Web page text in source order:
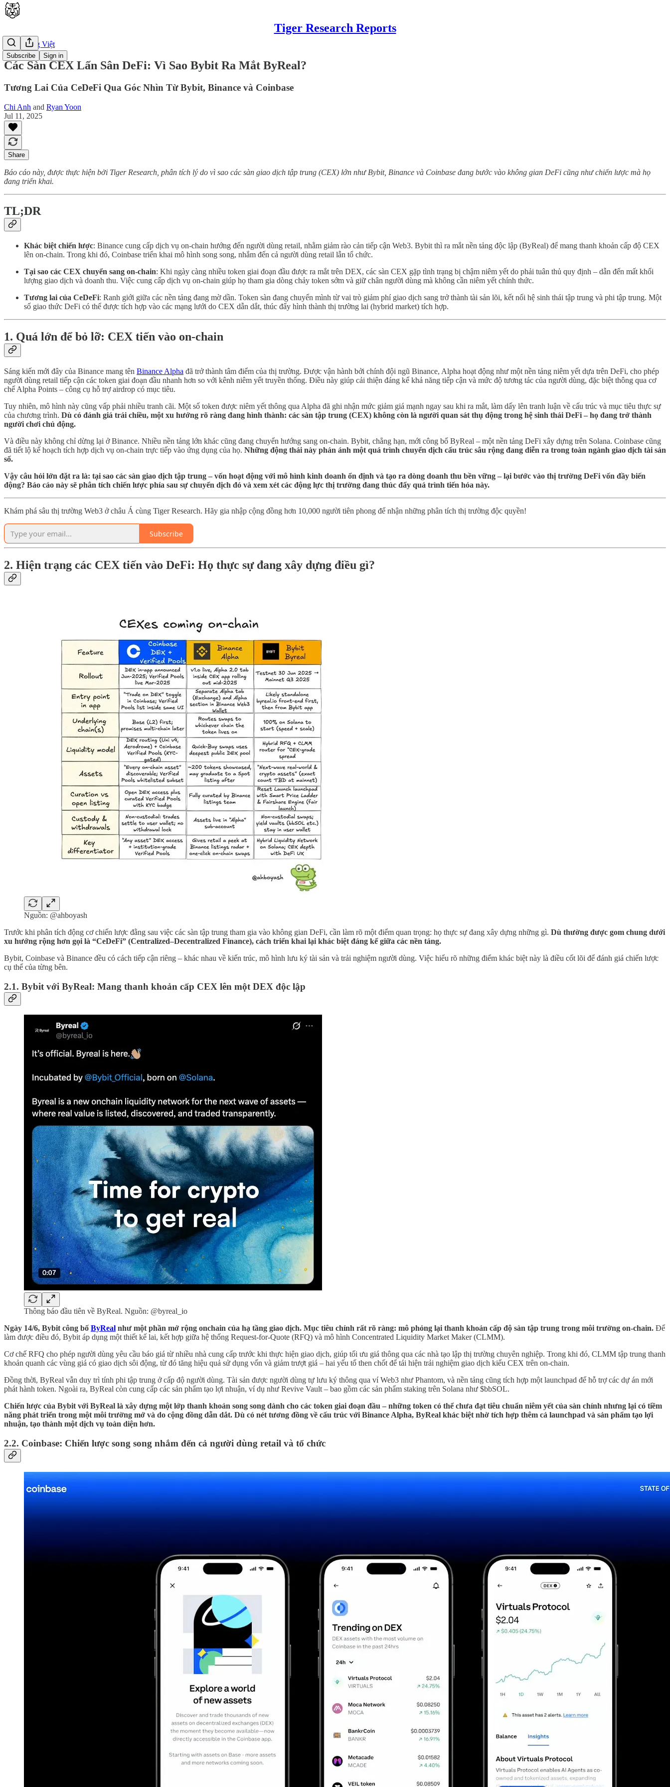
Tiger Research Reports
Subscribe Sign in
🇻🇳 Tiếng Việt
Các Sàn CEX Lấn Sân DeFi: Vì Sao Bybit Ra Mắt ByReal?
Tương Lai Của CeDeFi Qua Góc Nhìn Từ Bybit, Binance và Coinbase
Chi Anh and Ryan Yoon
Jul 11, 2025
Share
Báo cáo này, được thực hiện bởi Tiger Research, phân tích lý do vì sao các sàn giao dịch tập trung (CEX) lớn như Bybit, Binance và Coinbase đang bước vào không gian DeFi cũng như chiến lược mà họ
đang triển khai.
TL;DR
Khác biệt chiến lược: Binance cung cấp dịch vụ on-chain hướng đến người dùng retail, nhằm giảm rào cản tiếp cận Web3. Bybit thì ra mắt nền tảng độc lập (ByReal) để mang thanh khoản cấp độ CEX
lên on-chain. Trong khi đó, Coinbase triển khai mô hình song song, nhắm đến cả người dùng retail lẫn tổ chức.
Tại sao các CEX chuyển sang on-chain: Khi ngày càng nhiều token giai đoạn đầu được ra mắt trên DEX, các sàn CEX gặp tình trạng bị chậm niêm yết do phải tuân thủ quy định – dẫn đến mất khối
lượng giao dịch và doanh thu. Việc cung cấp dịch vụ on-chain giúp họ tham gia dòng chảy token sớm và giữ chân người dùng mà không cần niêm yết chính thức.
Tương lai của CeDeFi: Ranh giới giữa các nền tảng đang mờ dần. Token sàn đang chuyển mình từ vai trò giảm phí giao dịch sang trở thành tài sản lõi, kết nối hệ sinh thái tập trung và phi tập trung. Một
số giao thức DeFi có thể được tích hợp vào các mạng lưới do CEX dẫn dắt, thúc đẩy hình thành thị trường lai (hybrid market) tích hợp.
1. Quá lớn để bỏ lỡ: CEX tiến vào on-chain
Sáng kiến mới đây của Binance mang tên Binance Alpha đã trở thành tâm điểm của thị trường. Được vận hành bởi chính đội ngũ Binance, Alpha hoạt động như một nền tảng niêm yết dựa trên DeFi, cho phép
người dùng retail tiếp cận các token giai đoạn đầu nhanh hơn so với kênh niêm yết truyền thống. Điều này giúp cải thiện đáng kể khả năng tiếp cận và mức độ tương tác của người dùng, đặc biệt thông qua cơ
chế Alpha Points – công cụ hỗ trợ airdrop có mục tiêu.
Tuy nhiên, mô hình này cũng vấp phải nhiều tranh cãi. Một số token được niêm yết thông qua Alpha đã ghi nhận mức giảm giá mạnh ngay sau khi ra mắt, làm dấy lên tranh luận về cấu trúc và mục tiêu thực sự
của chương trình. Dù có đánh giá trái chiều, một xu hướng rõ ràng đang hình thành: các sàn tập trung (CEX) không còn là người quan sát thụ động trong hệ sinh thái DeFi – họ đang trở thành
người chơi chủ động.
Và điều này không chỉ dừng lại ở Binance. Nhiều nền tảng lớn khác cũng đang chuyển hướng sang on-chain. Bybit, chẳng hạn, mới công bố ByReal – một nền tảng DeFi xây dựng trên Solana. Coinbase cũng
đã tiết lộ kế hoạch tích hợp dịch vụ on-chain trực tiếp vào ứng dụng của họ. Những động thái này phản ánh một quá trình chuyển dịch cấu trúc sâu rộng đang diễn ra trong toàn ngành giao dịch tài sản
số.
Vậy câu hỏi lớn đặt ra là: tại sao các sàn giao dịch tập trung – vốn hoạt động với mô hình kinh doanh ổn định và tạo ra dòng doanh thu bền vững – lại bước vào thị trường DeFi vốn đầy biến
động? Báo cáo này sẽ phân tích chiến lược phía sau sự chuyển dịch đó và xem xét các động lực thị trường đang thúc đẩy quá trình tiến hóa này.
Khám phá sâu thị trường Web3 ở châu Á cùng Tiger Research. Hãy gia nhập cộng đồng hơn 10,000 người tiên phong để nhận những phân tích thị trường độc quyền!
Subscribe
2. Hiện trạng các CEX tiến vào DeFi: Họ thực sự đang xây dựng điều gì?
Nguồn: @ahboyash
Trước khi phân tích động cơ chiến lược đằng sau việc các sàn tập trung tham gia vào không gian DeFi, cần làm rõ một điểm quan trọng: họ thực sự đang xây dựng những gì. Dù thường được gom chung dưới
xu hướng rộng hơn gọi là “CeDeFi” (Centralized–Decentralized Finance), cách triển khai lại khác biệt đáng kể giữa các nền tảng.
Bybit, Coinbase và Binance đều có cách tiếp cận riêng – khác nhau về kiến trúc, mô hình lưu ký tài sản và trải nghiệm người dùng. Việc hiểu rõ những điểm khác biệt này là điều cốt lõi để đánh giá chiến lược
cụ thể của từng bên.
2.1. Bybit với ByReal: Mang thanh khoản cấp CEX lên một DEX độc lập
Thông báo đầu tiên về ByReal. Nguồn: @byreal_io
Ngày 14/6, Bybit công bố ByReal như một phần mở rộng onchain của hạ tầng giao dịch. Mục tiêu chính rất rõ ràng: mô phỏng lại thanh khoản cấp độ sàn tập trung trong môi trường on-chain. Để
làm được điều đó, Bybit áp dụng một thiết kế lai, kết hợp giữa hệ thống Request-for-Quote (RFQ) và mô hình Concentrated Liquidity Market Maker (CLMM).
Cơ chế RFQ cho phép người dùng yêu cầu báo giá từ nhiều nhà cung cấp trước khi thực hiện giao dịch, giúp tối ưu giá thông qua các nhà tạo lập thị trường chuyên nghiệp. Trong khi đó, CLMM tập trung thanh
khoản quanh các vùng giá có giao dịch sôi động, từ đó tăng hiệu quả sử dụng vốn và giảm trượt giá – hai yếu tố then chốt để tái hiện trải nghiệm giao dịch kiểu CEX trên on-chain.
Đồng thời, ByReal vẫn duy trì tính phi tập trung ở cấp độ người dùng. Tài sản được người dùng tự lưu ký thông qua ví Web3 như Phantom, và nền tảng cũng tích hợp một launchpad để hỗ trợ các dự án mới
phát hành token. Ngoài ra, ByReal còn cung cấp các sản phẩm tạo lợi nhuận, ví dụ như Revive Vault – bao gồm các sản phẩm staking trên Solana như $bbSOL.
Chiến lược của Bybit với ByReal là xây dựng một lớp thanh khoản song song dành cho các token giai đoạn đầu – những token có thể chưa đạt tiêu chuẩn niêm yết của sàn chính nhưng lại có tiềm
năng phát triển trong một môi trường mở và do cộng đồng dẫn dắt. Dù có nét tương đồng về cấu trúc với Binance Alpha, ByReal khác biệt nhờ tích hợp thêm cả launchpad và sản phẩm tạo lợi
nhuận, tạo thành một dịch vụ toàn diện hơn.
2.2. Coinbase: Chiến lược song song nhắm đến cả người dùng retail và tổ chức